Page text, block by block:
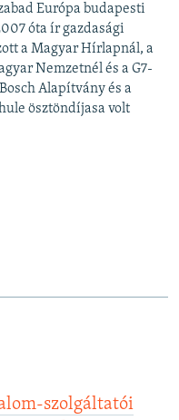
Európa budapesti
óta ír gazdasági
a Magyar Hírlapnál, a
Nemzetnél és a G7-
Alapítvány és a
ösztöndíjasa volt
szolgáltatói